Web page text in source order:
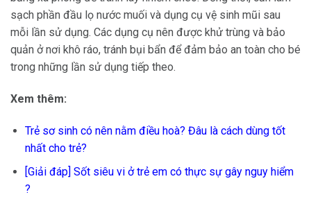
sạch phần đầu lọ nước muối và dụng cụ vệ sinh mũi sau
mỗi lần sử dụng. Các dụng cụ nên được khử trùng và bảo
quản ở nơi khô ráo, tránh bụi bẩn để đảm bảo an toàn cho bé
trong những lần sử dụng tiếp theo.
Xem thêm:
Trẻ sơ sinh có nên nằm điều hoà? Đâu là cách dùng tốt
nhất cho trẻ?
[Giải đáp] Sốt siêu vi ở trẻ em có thực sự gây nguy hiểm
?